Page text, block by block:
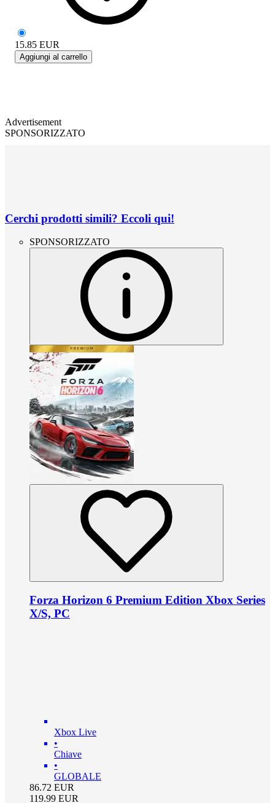
15.85 EUR
Aggiungi al carrello
Advertisement
SPONSORIZZATO
Cerchi prodotti simili? Eccoli qui!
SPONSORIZZATO
Forza Horizon 6 Premium Edition Xbox Series
X/S, PC
Xbox Live
•
Chiave
•
GLOBALE
86.72 EUR
119.99 EUR